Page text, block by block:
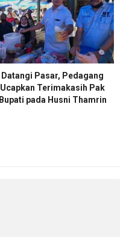
Datangi Pasar, Pedagang
Ucapkan Terimakasih Pak
Bupati pada Husni Thamrin